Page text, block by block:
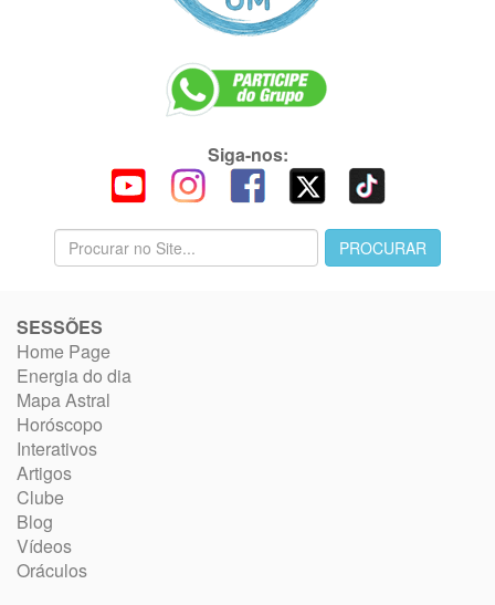
Siga-nos:
SESSÕES
Home Page
Energia do dia
Mapa Astral
Horóscopo
Interativos
Artigos
Clube
Blog
Vídeos
Oráculos